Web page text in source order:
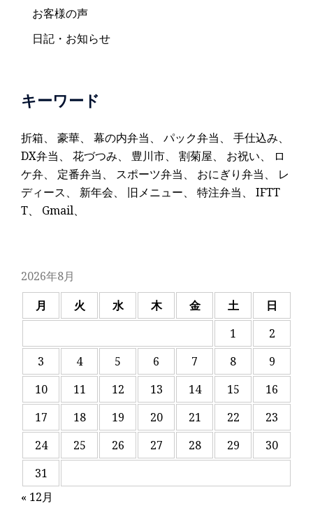
お客様の声
日記・お知らせ
キーワード
折箱、 豪華、 幕の内弁当、 パック弁当、 手仕込み、
DX弁当、 花づつみ、 豊川市、 割菊屋、 お祝い、
ロ
ケ弁、 定番弁当、 スポーツ弁当、 おにぎり弁当、 レ
ディース、 新年会、 旧メニュー、 特注弁当、 IFTT
T、 Gmail、
2026年8月
月
火 水 木 金 土
日
1
2
3
4 5 6 7 8
9
10
11 12 13 14 15
16
17
18 19 20 21 22
23
24
25 26 27 28 29
30
31
« 12月